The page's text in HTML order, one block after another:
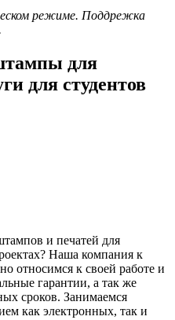
режиме. Поддрежка
для
для студентов
и печатей для
Наша компания к
относимся к своей работе и
гарантии, а так же
сроков. Занимаемся
как электронных, так и